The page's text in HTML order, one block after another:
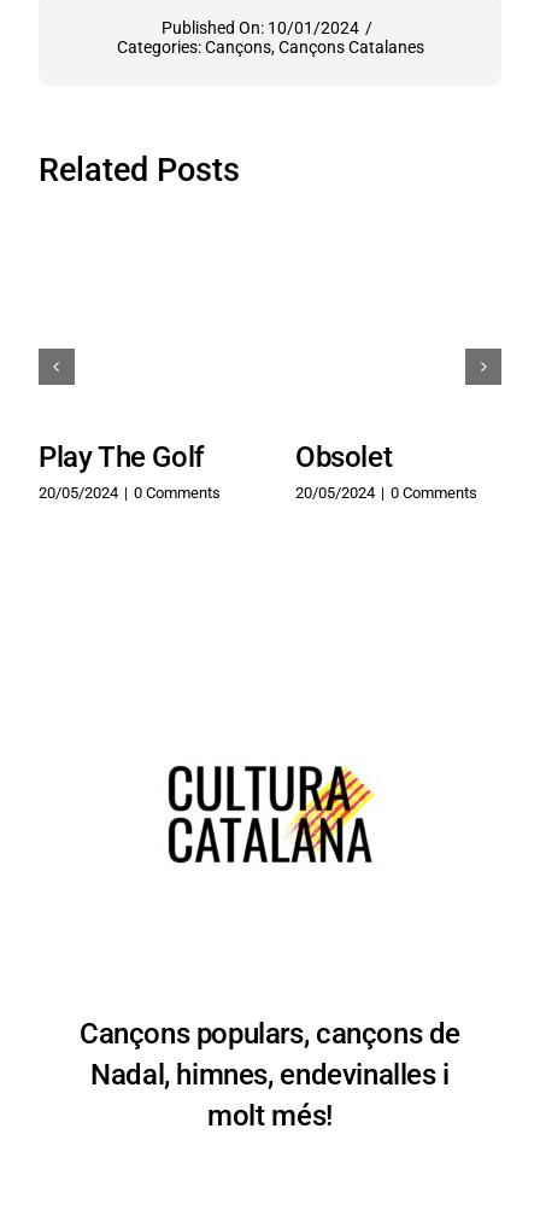
Published On: 10/01/2024 /
Categories:Cançons,Cançons Catalanes
Related Posts
Play The Golf
20/05/2024 | 0 Comments
Obsolet
20/05/2024 | 0 Comments
Cançons populars, cançons de
Nadal, himnes, endevinalles i
molt més!